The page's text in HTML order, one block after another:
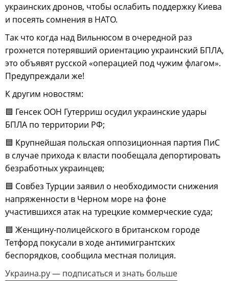
украинских дронов, чтобы ослабить поддержку Киева
и посеять сомнения в НАТО.
Так что когда над Вильнюсом в очередной раз
грохнется потерявший ориентацию украинский БПЛА,
это объявят русской «операцией под чужим флагом».
Предупреждали же!
К другим новостям:
🟦 Генсек ООН Гутерриш осудил украинские удары
БПЛА по территории РФ;
🟦 Крупнейшая польская оппозиционная партия ПиС
в случае прихода к власти пообещала депортировать
безработных украинцев;
🟦 Совбез Турции заявил о необходимости снижения
напряженности в Черном море на фоне
участившихся атак на турецкие коммерческие суда;
🟦 Женщину-полицейского в британском городе
Тетфорд покусали в ходе антимигрантских
беспорядков, сообщила местная полиция.
Украина.ру — подписаться и знать больше